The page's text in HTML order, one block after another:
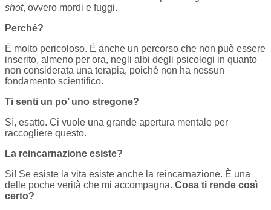
shot, ovvero mordi e fuggi.
Perché?
È molto pericoloso. È anche un percorso che non può essere
inserito, almeno per ora, negli albi degli psicologi in quanto
non considerata una terapia, poiché non ha nessun
fondamento scientifico.
Ti senti un po’ uno stregone?
Sì, esatto. Ci vuole una grande apertura mentale per
raccogliere questo.
La reincarnazione esiste?
Si! Se esiste la vita esiste anche la reincarnazione. È una
delle poche verità che mi accompagna. Cosa ti rende così
certo?